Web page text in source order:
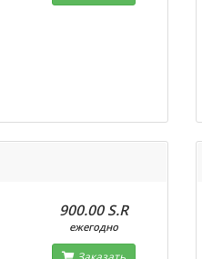
900.00 S.R
ежегодно